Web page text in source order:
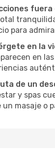
fuera
para
en la
en
de un
y spas
un masaje o